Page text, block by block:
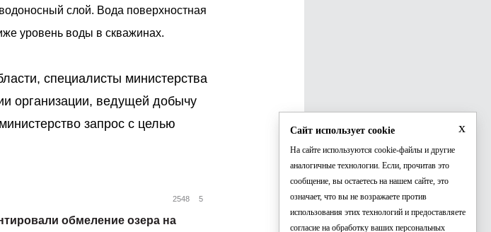
слой. Вода поверхностная
уровень воды в скважинах.
специалисты министерства
организации, ведущей добычу
запрос с целью
2548 5
обмеление озера на
x
Сайт использует cookie
На сайте используются cookie-файлы и другие
аналогичные технологии. Если, прочитав это
сообщение, вы остаетесь на нашем сайте, это
означает, что вы не возражаете против
использования этих технологий и предоставляете
согласие на обработку ваших персональных